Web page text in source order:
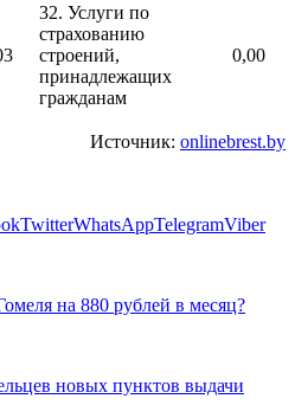
32. Услуги по
страхованию
строений,
принадлежащих
гражданам
0,00
Источник: onlinebrest.by
TwitterWhatsAppTelegramViber
на 880 рублей в месяц?
новых пунктов выдачи